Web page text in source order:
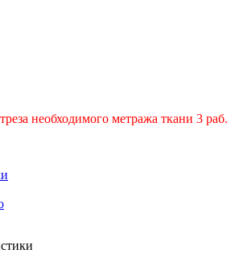
необходимого метража ткани 3 раб.